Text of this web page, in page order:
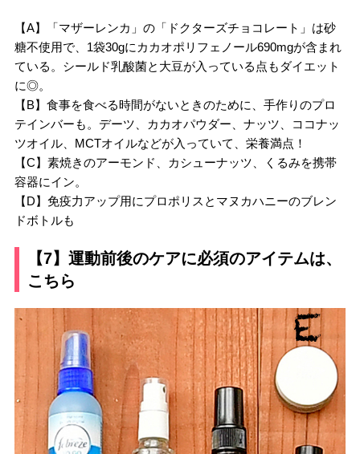
【A】「マザーレンカ」の「ドクターズチョコレート」は砂
糖不使用で、1袋30gにカカオポリフェノール690mgが含まれ
ている。シールド乳酸菌と大豆が入っている点もダイエット
に◎。
【B】食事を食べる時間がないときのために、手作りのプロ
テインバーも。デーツ、カカオパウダー、ナッツ、ココナッ
ツオイル、MCTオイルなどが入っていて、栄養満点！
【C】素焼きのアーモンド、カシューナッツ、くるみを携帯
容器にイン。
【D】免疫力アップ用にプロポリスとマヌカハニーのブレン
ドボトルも
【7】運動前後のケアに必須のアイテムは、
こちら